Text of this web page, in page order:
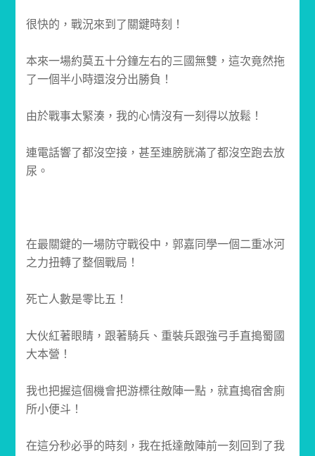
很快的，戰況來到了關鍵時刻！
本來一場約莫五十分鐘左右的三國無雙，這次竟然拖
了一個半小時還沒分出勝負！
由於戰事太緊湊，我的心情沒有一刻得以放鬆！
連電話響了都沒空接，甚至連膀胱滿了都沒空跑去放
尿。
在最關鍵的一場防守戰役中，郭嘉同學一個二重冰河
之力扭轉了整個戰局！
死亡人數是零比五！
大伙紅著眼睛，跟著騎兵、重裝兵跟強弓手直搗蜀國
大本營！
我也把握這個機會把游標往敵陣一點，就直搗宿舍廁
所小便斗！
在這分秒必爭的時刻，我在抵達敵陣前一刻回到了我